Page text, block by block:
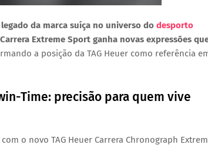
da marca suíça no universo do desporto
Extreme Sport ganha novas expressões
a posição da TAG Heuer como referência
Time: precisão para quem vive
com o novo TAG Heuer Carrera Chronograph